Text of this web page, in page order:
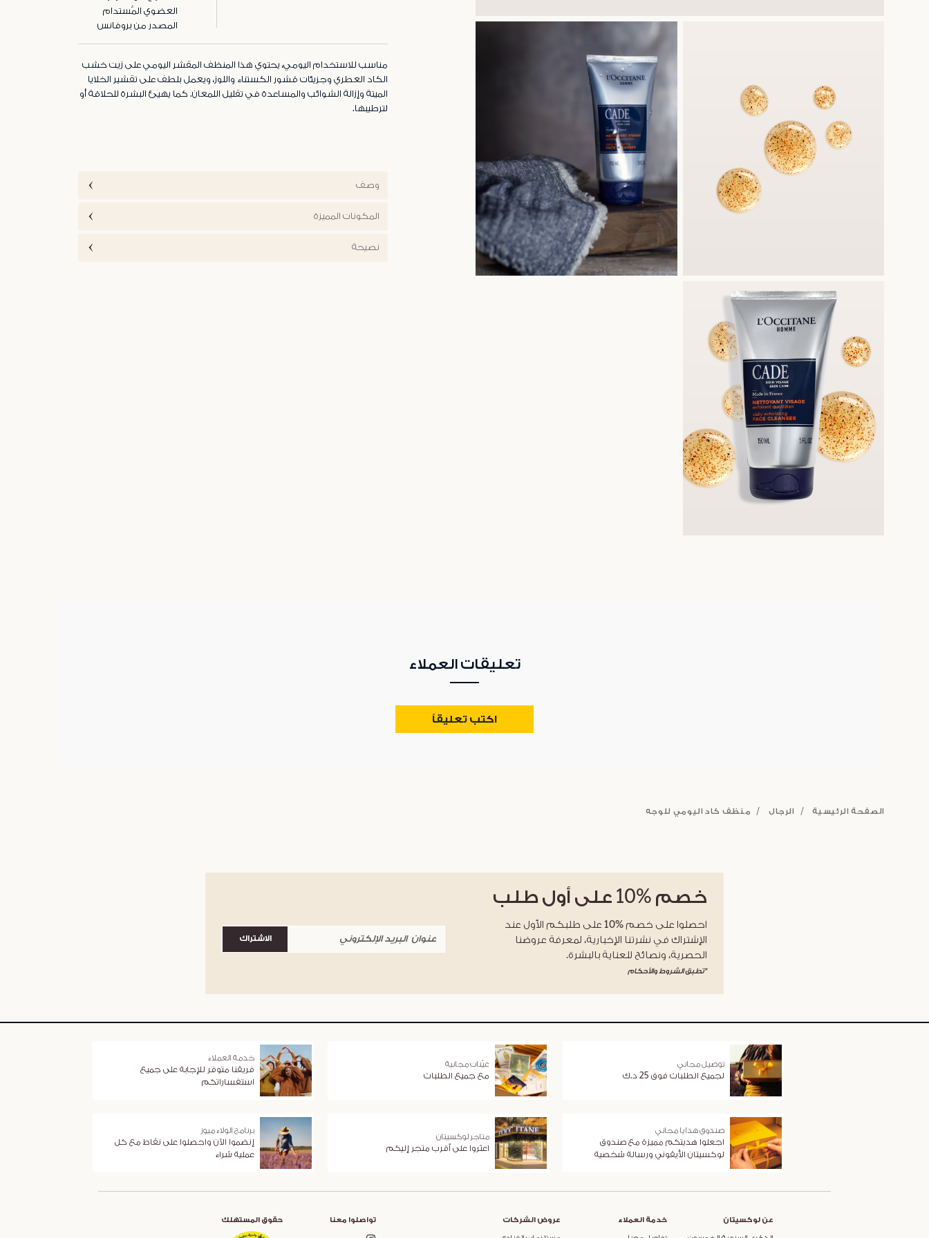
العضوي المُستدام
المصدر من بروفانس
مناسب للاستخدام اليومي، يحتوي هذا المنظف المقشر اليومي على زيت خشب
الكاد العطري وجزيئات قشور الكستناء واللوز، ويعمل بلطف على تقشير الخلايا
الميتة وإزالة الشوائب والمساعدة في تقليل اللمعان. كما يهيئ البشرة للحلاقة أو
لترطيبها.
وصف
المكونات المميزة
نصيحة
تعليقات العملاء
اكتب تعليقاً
الصفحة الرئيسية الرجال منظف كاد اليومي للوجه
خصم %10 على أول طلب
احصلوا على خصم %10 على طلبكم الأول عند
الإشتراك في نشرتنا الإخبارية، لمعرفة عروضنا
الحصرية، ونصائح للعناية بالبشرة.
*تطبق الشروط والأحكام
الاشتراك
توصيل مجاني
لجميع الطلبات فوق 25 د.ك
عيّنات مجانية
مع جميع الطلبات
خدمة العملاء
فريقنا متوفر للإجابة على جميع
استفساراتكم
صندوق هدايا مجاني
اجعلوا هديتكم مميزة مع صندوق
لوكسيتان الأيقوني ورسالة شخصية
متاجر لوكسيتان
اعثروا على أقرب متجر إليكم
برنامج الولاء ميوز
إنضموا الآن واحصلوا على نقاط مع كل
عملية شراء
عن لوكسيتان خدمة العملاء عروض الشركات تواصلوا معنا حقوق المستهلك